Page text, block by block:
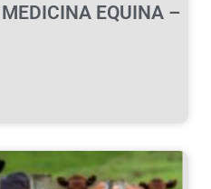
EQUINA –